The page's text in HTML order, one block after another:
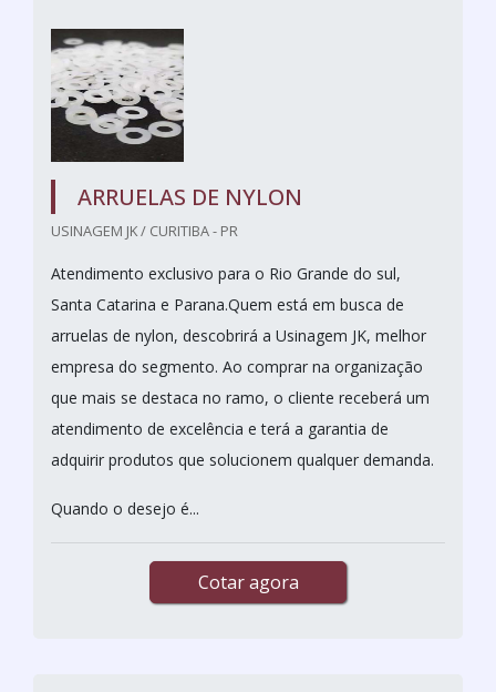
ARRUELAS DE NYLON
USINAGEM JK / CURITIBA - PR
Atendimento exclusivo para o Rio Grande do sul,
Santa Catarina e Parana.Quem está em busca de
arruelas de nylon, descobrirá a Usinagem JK, melhor
empresa do segmento. Ao comprar na organização
que mais se destaca no ramo, o cliente receberá um
atendimento de excelência e terá a garantia de
adquirir produtos que solucionem qualquer demanda.
Quando o desejo é...
Cotar agora